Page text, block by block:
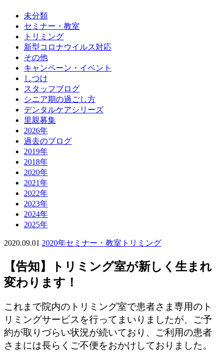
未分類
セミナー・教室
トリミング
新型コロナウイルス対応
その他
キャンペーン・イベント
しつけ
スタッフブログ
シニア期の過ごし方
デンタルケアシリーズ
里親募集
2026年
過去のブログ
2019年
2018年
2020年
2021年
2022年
2023年
2024年
2025年
2020.09.01 2020年セミナー・教室 トリミング
【告知】トリミング室が新しく生まれ
変わります！
これまで院内のトリミング室で患者さま専用のト
リミングサービスを行ってまいりましたが、ご予
約が取りづらい状況が続いており、ご利用の患者
さまには長らくご不便をおかけしておりました。